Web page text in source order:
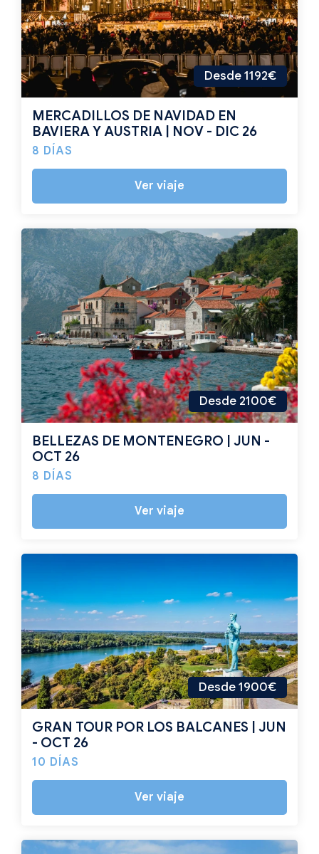
Desde 1192€
MERCADILLOS DE NAVIDAD EN
BAVIERA Y AUSTRIA | NOV - DIC 26
8 DÍAS
Ver viaje
Desde 2100€
BELLEZAS DE MONTENEGRO | JUN -
OCT 26
8 DÍAS
Ver viaje
Desde 1900€
GRAN TOUR POR LOS BALCANES | JUN
- OCT 26
10 DÍAS
Ver viaje